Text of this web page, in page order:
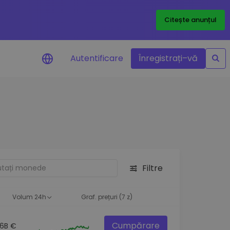
Citește anunțul
Autentificare Înregistrați–vă
Filtre
Volum 24h Graf. prețuri (7 z)
€ Cumpărare